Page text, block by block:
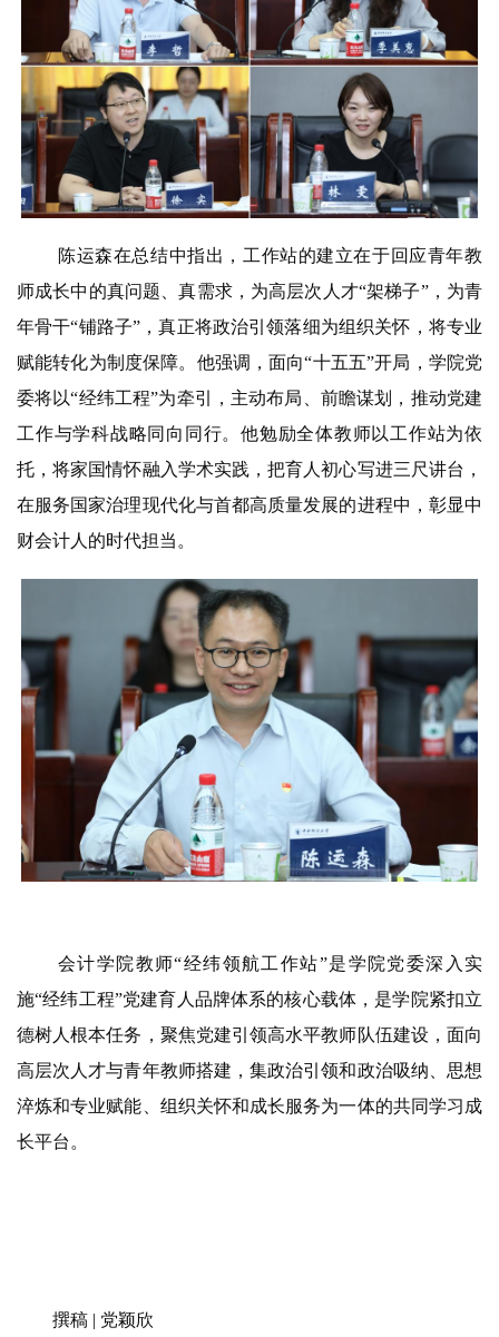
陈运森在总结中指出，工作站的建立在于回应青年教
师成长中的真问题、真需求，为高层次人才“架梯子”，为青
年骨干“铺路子”，真正将政治引领落细为组织关怀，将专业
赋能转化为制度保障。他强调，面向“十五五”开局，学院党
委将以“经纬工程”为牵引，主动布局、前瞻谋划，推动党建
工作与学科战略同向同行。他勉励全体教师以工作站为依
托，将家国情怀融入学术实践，把育人初心写进三尺讲台，
在服务国家治理现代化与首都高质量发展的进程中，彰显中
财会计人的时代担当。
会计学院教师“经纬领航工作站”是学院党委深入实
施“经纬工程”党建育人品牌体系的核心载体，是学院紧扣立
德树人根本任务，聚焦党建引领高水平教师队伍建设，面向
高层次人才与青年教师搭建，集政治引领和政治吸纳、思想
淬炼和专业赋能、组织关怀和成长服务为一体的共同学习成
长平台。
撰稿 | 党颖欣